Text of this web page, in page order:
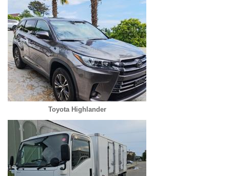
Toyota Highlander